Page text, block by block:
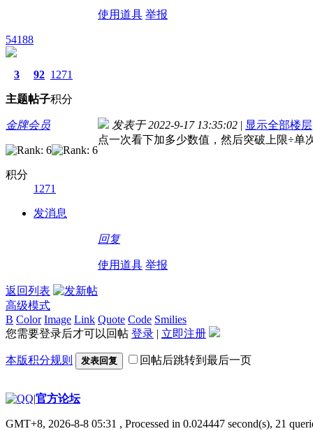
使用道具 举报
54188
3
主题
92
帖子
1271
积分
金牌会员
积分
1271
发消息
发表于 2022-9-17 13:35:02 | 显示全部楼层
点一次看下加多少数值，然后突破上限÷单
回复
使用道具 举报
返回列表
高级模式
B Color Image Link Quote Code Smilies
您需要登录后才可以回帖 登录 | 立即注册
本版积分规则 发表回复 回帖后跳转到最后一页
|官方论坛
GMT+8, 2026-8-8 05:31 , Processed in 0.024447 second(s), 21